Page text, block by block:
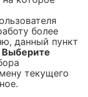
более
данный пункт
Выберите
текущего